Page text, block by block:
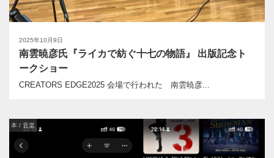
2025年10月9日
南雲暁彦氏『ライカで紡ぐ十七の物語』 出版記念ト
ークショー
CREATORS EDGE2025 会場で行われた 南雲暁彦...
本 / 音楽